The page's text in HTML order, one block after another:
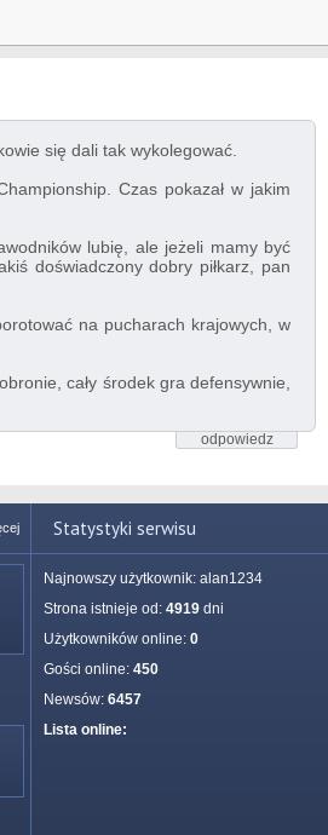
się dali tak wykolegować.
Czas pokazał w jakim
lubię, ale jeżeli mamy być
doświadczony dobry piłkarz, pan
na pucharach krajowych, w
cały środek gra defensywnie,
odpowiedz
Statystyki serwisu
Najnowszy użytkownik: alan1234
Strona istnieje od: 4919 dni
Użytkowników online: 0
Gości online: 450
Newsów: 6457
Lista online: